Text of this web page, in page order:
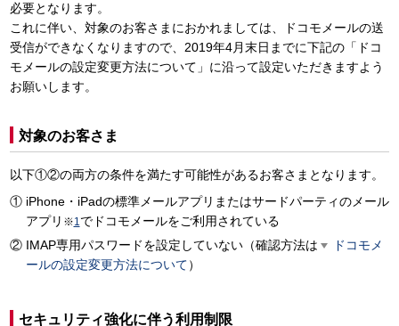
必要となります。
これに伴い、対象のお客さまにおかれましては、ドコモメールの送
受信ができなくなりますので、2019年4月末日までに下記の「ドコ
モメールの設定変更方法について」に沿って設定いただきますよう
お願いします。
対象のお客さま
以下①②の両方の条件を満たす可能性があるお客さまとなります。
iPhone・iPadの標準メールアプリまたはサードパーティのメール
アプリ ※1でドコモメールをご利用されている
IMAP専用パスワードを設定していない（確認方法は
ドコモメ
ールの設定変更方法について）
セキュリティ強化に伴う利用制限